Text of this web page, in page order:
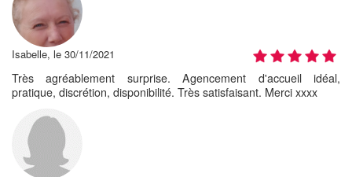
Isabelle, le 30/11/2021
Très agréablement surprise. Agencement d'accueil idéal,
pratique, discrétion, disponibilité. Très satisfaisant. Merci xxxx